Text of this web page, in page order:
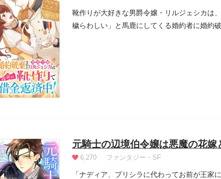
靴作りが大好きな男爵令嬢・リルジェシカは
穢らわしい」と馬鹿にしてくる婚約者に婚約
元騎士の辺境伯令嬢は悪魔の花嫁
6,270 ファンタジー・SF
「ナディア、プリシラに代わってお前が王